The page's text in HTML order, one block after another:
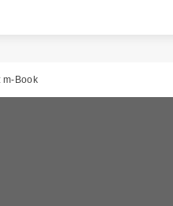
m-Book